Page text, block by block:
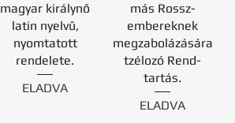
magyar királynő
latin nyelvű,
nyomtatott
rendelete.
ELADVA
más Rossz-
embereknek
megzabolázására
tzélozó Rend-
tartás.
ELADVA